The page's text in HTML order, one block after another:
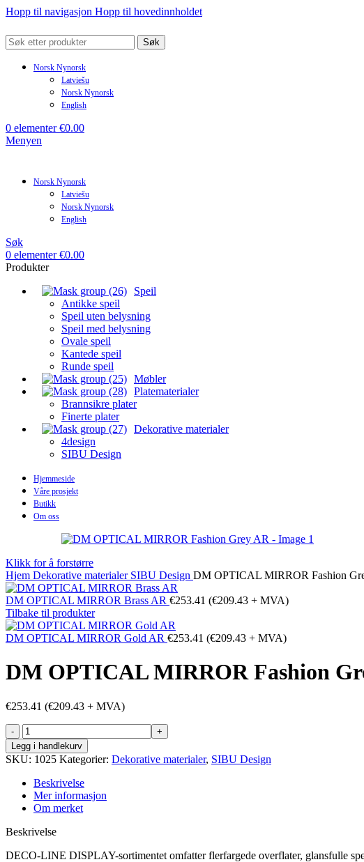
Hopp til navigasjon Hopp til hovedinnholdet
Søk
Norsk Nynorsk
Latviešu
Norsk Nynorsk
English
0 elementer €0.00
Menyen
Norsk Nynorsk
Latviešu
Norsk Nynorsk
English
Søk
0 elementer €0.00
Produkter
Speil
Antikke speil
Speil uten belysning
Speil med belysning
Ovale speil
Kantede speil
Runde speil
Møbler
Platematerialer
Brannsikre plater
Finerte plater
Dekorative materialer
4design
SIBU Design
Hjemmeside
Våre prosjekt
Butikk
Om oss
Klikk for å forstørre
Hjem Dekorative materialer SIBU Design DM OPTICAL MIRROR Fashion
DM OPTICAL MIRROR Brass AR €253.41 (€209.43 + MVA)
Tilbake til produkter
DM OPTICAL MIRROR Gold AR €253.41 (€209.43 + MVA)
DM OPTICAL MIRROR Fashion
€253.41 (€209.43 + MVA)
DM
OPTICAL
MIRROR
Fashion
Grey
AR
antall
Legg i handlekurv
SKU: 1025 Kategorier: Dekorative materialer, SIBU Design
Beskrivelse
Mer informasjon
Om merket
Beskrivelse
DECO-LINE DISPLAY-sortimentet omfatter flerfargede overflater, glansfulle